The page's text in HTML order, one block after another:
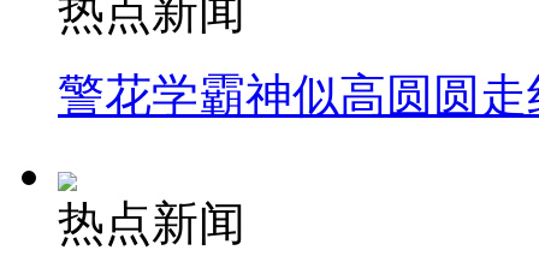
热点新闻
警花学霸神似高圆圆走
热点新闻